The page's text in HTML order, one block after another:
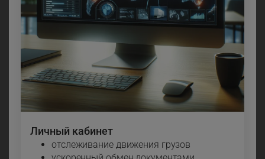
Личный кабинет
отслеживание движения грузов